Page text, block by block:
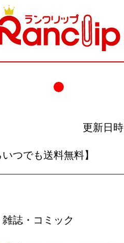
更新日
つでも送料無料】
誌・コミック